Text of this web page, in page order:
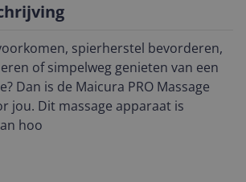
spierherstel bevorderen,
of simpelweg genieten van een
Dan is de Maicura PRO Massage
jou. Dit massage apparaat is
hoo